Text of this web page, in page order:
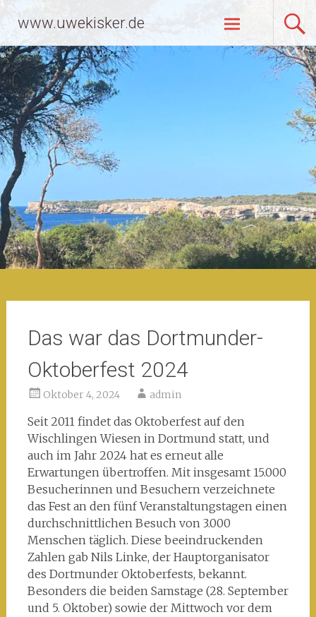
Inhalt
springen
www.uwekisker.de
Das war das Dortmunder-
Oktoberfest 2024
Oktober 4, 2024 admin
Seit 2011 findet das Oktoberfest auf den
Wischlingen Wiesen in Dortmund statt, und
auch im Jahr 2024 hat es erneut alle
Erwartungen übertroffen. Mit insgesamt 15.000
Besucherinnen und Besuchern verzeichnete
das Fest an den fünf Veranstaltungstagen einen
durchschnittlichen Besuch von 3.000
Menschen täglich. Diese beeindruckenden
Zahlen gab Nils Linke, der Hauptorganisator
des Dortmunder Oktoberfests, bekannt.
Besonders die beiden Samstage (28. September
und 5. Oktober) sowie der Mittwoch vor dem